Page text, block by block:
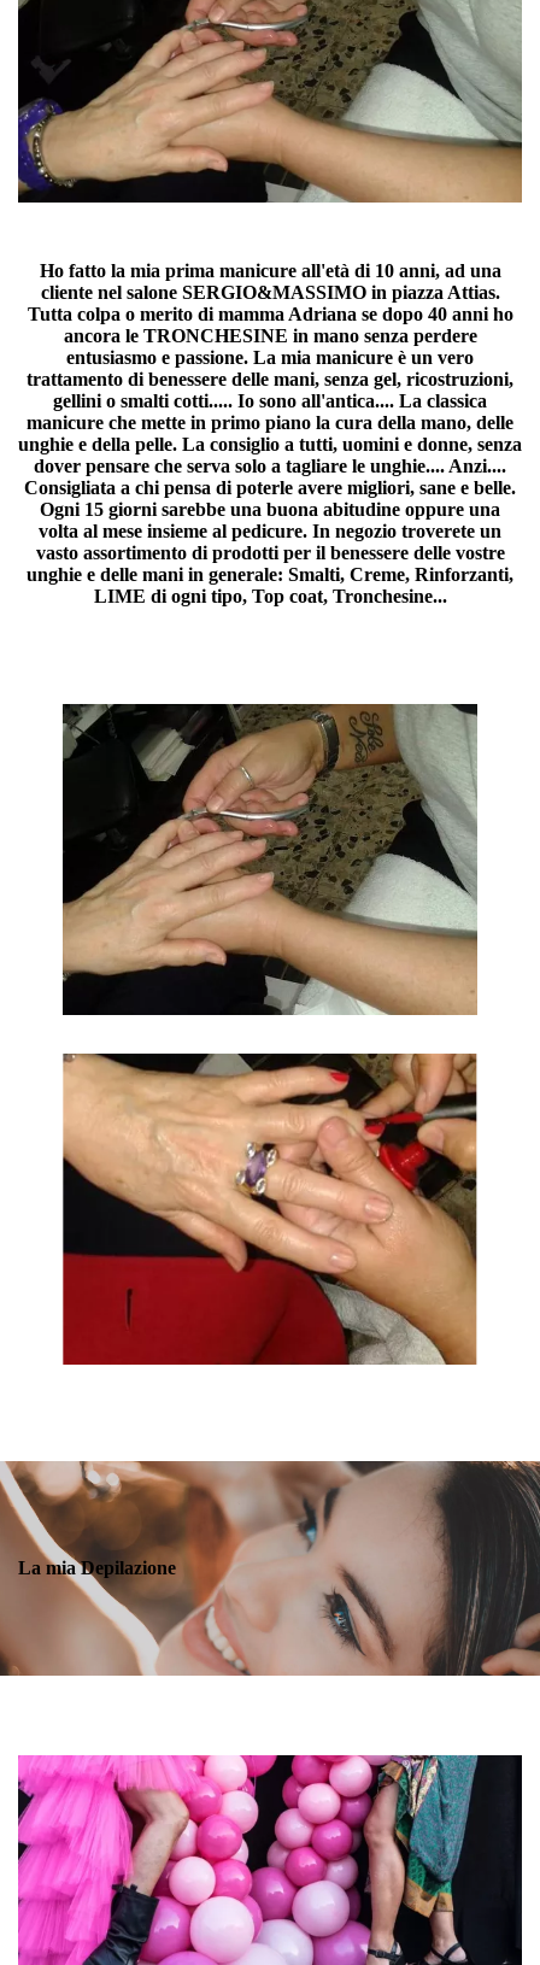
Ho fatto la mia prima manicure all'età di 10 anni, ad una
cliente nel salone SERGIO&MASSIMO in piazza Attias.
Tutta colpa o merito di mamma Adriana se dopo 40 anni ho
ancora le TRONCHESINE in mano senza perdere
entusiasmo e passione. La mia manicure è un vero
trattamento di benessere delle mani, senza gel, ricostruzioni,
gellini o smalti cotti..... Io sono all'antica.... La classica
manicure che mette in primo piano la cura della mano, delle
unghie e della pelle. La consiglio a tutti, uomini e donne, senza
dover pensare che serva solo a tagliare le unghie.... Anzi....
Consigliata a chi pensa di poterle avere migliori, sane e belle.
Ogni 15 giorni sarebbe una buona abitudine oppure una
volta al mese insieme al pedicure. In negozio troverete un
vasto assortimento di prodotti per il benessere delle vostre
unghie e delle mani in generale: Smalti, Creme, Rinforzanti,
LIME di ogni tipo, Top coat, Tronchesine...
La mia Depilazione